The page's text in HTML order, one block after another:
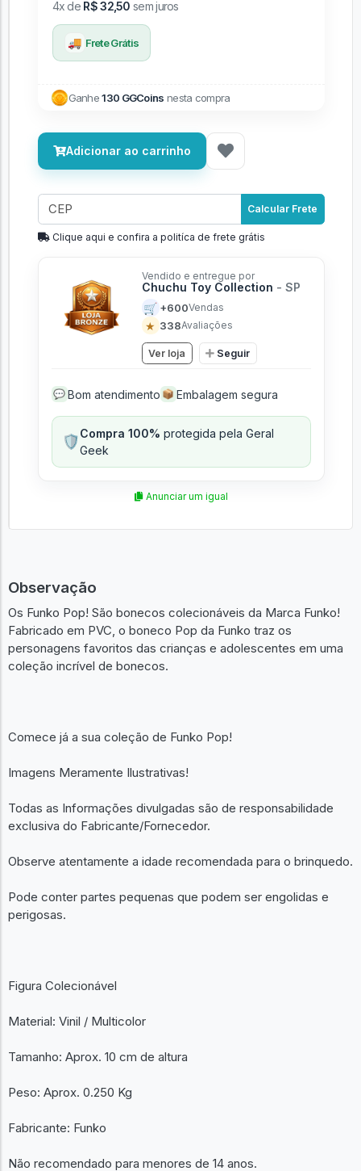
4x de R$ 32,50 sem juros
🚚 Frete Grátis
Ganhe130 GGCoins nesta compra
Adicionar ao carrinho
Calcular Frete
Clique aqui e confira a politíca de frete grátis
Vendido e entregue por
Chuchu Toy Collection - SP
🛒 +600Vendas
★ 338Avaliações
Ver loja Seguir
💬 Bom atendimento 📦 Embalagem segura
🛡️Compra 100% protegida pela Geral
Geek
Anunciar um igual
Observação
Os Funko Pop! São bonecos colecionáveis da Marca Funko!
Fabricado em PVC, o boneco Pop da Funko traz os
personagens favoritos das crianças e adolescentes em uma
coleção incrível de bonecos.
Comece já a sua coleção de Funko Pop!
Imagens Meramente Ilustrativas!
Todas as Informações divulgadas são de responsabilidade
exclusiva do Fabricante/Fornecedor.
Observe atentamente a idade recomendada para o brinquedo.
Pode conter partes pequenas que podem ser engolidas e
perigosas.
Figura Colecionável
Material: Vinil / Multicolor
Tamanho: Aprox. 10 cm de altura
Peso: Aprox. 0.250 Kg
Fabricante: Funko
Não recomendado para menores de 14 anos.